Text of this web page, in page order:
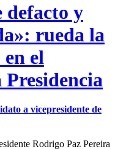
defacto y
rueda la
el
a vicepresidente de
Rodrigo Paz Pereira